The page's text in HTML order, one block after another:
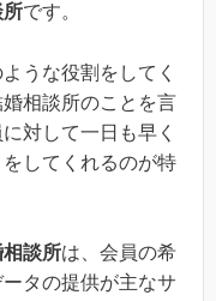
所です。
うな役割をしてく
相談所のことを言
対して一日も早く
してくれるのが特
談所は、会員の希
タの提供が主なサ